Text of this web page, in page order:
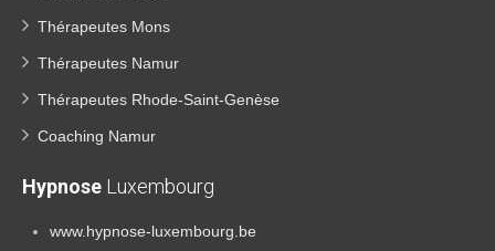
Thérapeutes Mons
Thérapeutes Namur
Thérapeutes Rhode-Saint-Genèse
Coaching Namur
Hypnose Luxembourg
www.hypnose-luxembourg.be